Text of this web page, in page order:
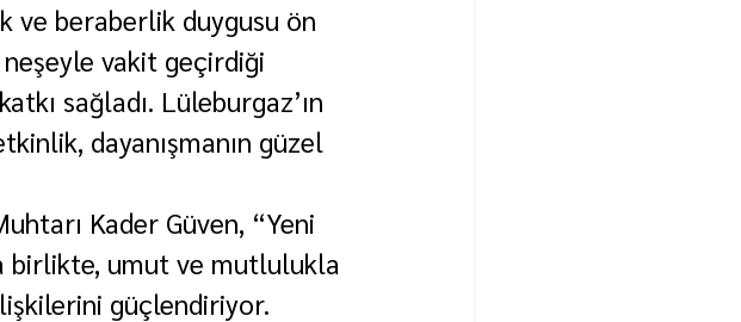
ve beraberlik duygusu ön
neşeyle vakit geçirdiği
sağladı. Lüleburgaz’ın
dayanışmanın güzel
Kader Güven, “Yeni
birlikte, umut ve mutlulukla
güçlendiriyor.